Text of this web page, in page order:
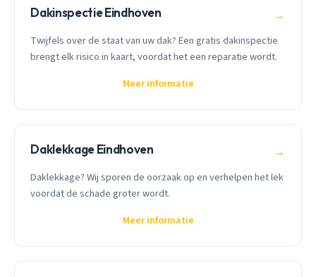
Dakinspectie Eindhoven →
Twijfels over de staat van uw dak? Een gratis dakinspectie
brengt elk risico in kaart, voordat het een reparatie wordt.
Meer informatie
Daklekkage Eindhoven →
Daklekkage? Wij sporen de oorzaak op en verhelpen het lek
voordat de schade groter wordt.
Meer informatie